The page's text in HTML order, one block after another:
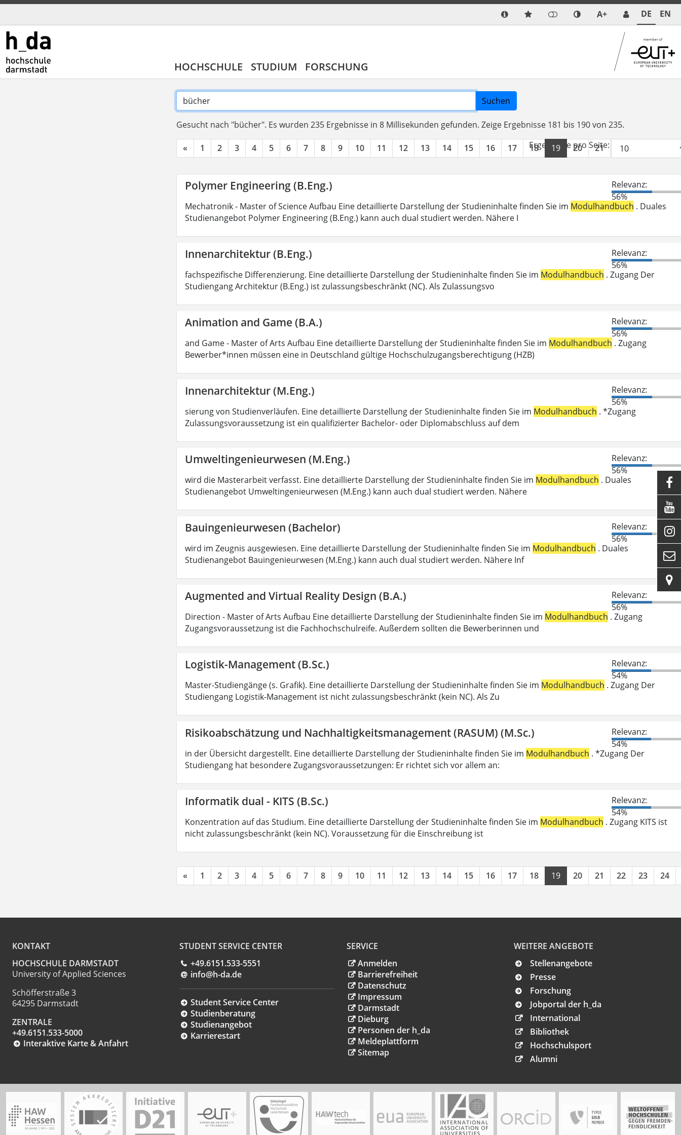
A+ DE EN
HOCHSCHULE STUDIUM FORSCHUNG
Suchen
Gesucht nach "bücher". Es wurden 235 Ergebnisse in 8 Millisekunden gefunden. Zeige Ergebnisse 181 bis 190 von 235.
« 1 2 3 4 5 6 7 8 9 10 11 12 13 14 15 16 17 18 19 20 21 22
Ergebnisse pro Seite:
Polymer Engineering (B.Eng.)
Relevanz:
56%
Mechatronik - Master of Science Aufbau Eine detaillierte Darstellung der Studieninhalte finden Sie im Modulhandbuch . Duales
Studienangebot Polymer Engineering (B.Eng.) kann auch dual studiert werden. Nähere I
Innenarchitektur (B.Eng.)
Relevanz:
56%
fachspezifische Differenzierung. Eine detaillierte Darstellung der Studieninhalte finden Sie im Modulhandbuch . Zugang Der
Studiengang Architektur (B.Eng.) ist zulassungsbeschränkt (NC). Als Zulassungsvo
Animation and Game (B.A.)
Relevanz:
56%
and Game - Master of Arts Aufbau Eine detaillierte Darstellung der Studieninhalte finden Sie im Modulhandbuch . Zugang
Bewerber*innen müssen eine in Deutschland gültige Hochschulzugangsberechtigung (HZB)
Innenarchitektur (M.Eng.)
Relevanz:
56%
sierung von Studienverläufen. Eine detaillierte Darstellung der Studieninhalte finden Sie im Modulhandbuch . *Zugang
Zulassungsvoraussetzung ist ein qualifizierter Bachelor- oder Diplomabschluss auf dem
Umweltingenieurwesen (M.Eng.)
Relevanz:
56%
wird die Masterarbeit verfasst. Eine detaillierte Darstellung der Studieninhalte finden Sie im Modulhandbuch . Duales
Studienangebot Umweltingenieurwesen (M.Eng.) kann auch dual studiert werden. Nähere
Bauingenieurwesen (Bachelor)
Relevanz:
56%
wird im Zeugnis ausgewiesen. Eine detaillierte Darstellung der Studieninhalte finden Sie im Modulhandbuch . Duales
Studienangebot Bauingenieurwesen (M.Eng.) kann auch dual studiert werden. Nähere Inf
Augmented and Virtual Reality Design (B.A.)
Relevanz:
56%
Direction - Master of Arts Aufbau Eine detaillierte Darstellung der Studieninhalte finden Sie im Modulhandbuch . Zugang
Zugangsvoraussetzung ist die Fachhochschulreife. Außerdem sollten die Bewerberinnen und
Logistik-Management (B.Sc.)
Relevanz:
54%
Master-Studiengänge (s. Grafik). Eine detaillierte Darstellung der Studieninhalte finden Sie im Modulhandbuch . Zugang Der
Studiengang Logistik-Management ist nicht zulassungsbeschränkt (kein NC). Als Zu
Risikoabschätzung und Nachhaltigkeitsmanagement (RASUM) (M.Sc.)
Relevanz:
54%
in der Übersicht dargestellt. Eine detaillierte Darstellung der Studieninhalte finden Sie im Modulhandbuch . *Zugang Der
Studiengang hat besondere Zugangsvoraussetzungen: Er richtet sich vor allem an:
Informatik dual - KITS (B.Sc.)
Relevanz:
54%
Konzentration auf das Studium. Eine detaillierte Darstellung der Studieninhalte finden Sie im Modulhandbuch . Zugang KITS ist
nicht zulassungsbeschränkt (kein NC). Voraussetzung für die Einschreibung ist
« 1 2 3 4 5 6 7 8 9 10 11 12 13 14 15 16 17 18 19 20 21 22 23 24
KONTAKT
HOCHSCHULE DARMSTADT
University of Applied Sciences
Schöfferstraße 3
64295 Darmstadt
ZENTRALE
+49.6151.533-5000
Interaktive Karte & Anfahrt
STUDENT SERVICE CENTER
+49.6151.533-5551
info@h-da.de
Student Service Center
Studienberatung
Studienangebot
Karrierestart
SERVICE
Anmelden
Barrierefreiheit
Datenschutz
Impressum
Darmstadt
Dieburg
Personen der h_da
Meldeplattform
Sitemap
WEITERE ANGEBOTE
Stellenangebote
Presse
Forschung
Jobportal der h_da
International
Bibliothek
Hochschulsport
Alumni




